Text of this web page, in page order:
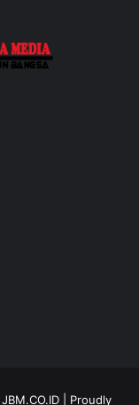
JBM.CO.ID | Proudly